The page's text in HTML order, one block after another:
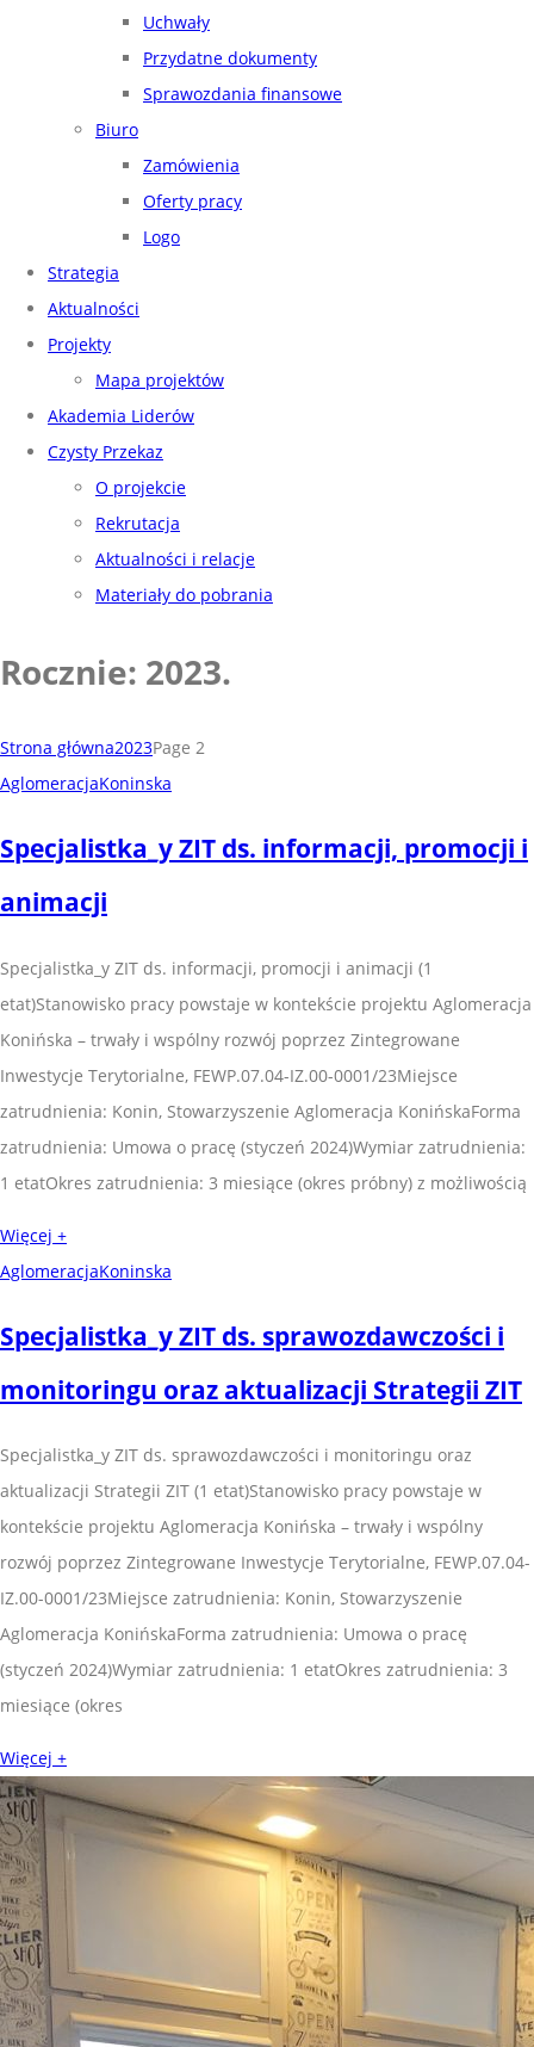
Uchwały
Przydatne dokumenty
Sprawozdania finansowe
Biuro
Zamówienia
Oferty pracy
Logo
Strategia
Aktualności
Projekty
Mapa projektów
Akademia Liderów
Czysty Przekaz
O projekcie
Rekrutacja
Aktualności i relacje
Materiały do pobrania
Rocznie: 2023.
Strona główna2023Page 2
AglomeracjaKoninska
Specjalistka_y ZIT ds. informacji, promocji i
animacji
Specjalistka_y ZIT ds. informacji, promocji i animacji (1
etat)Stanowisko pracy powstaje w kontekście projektu Aglomeracja
Konińska – trwały i wspólny rozwój poprzez Zintegrowane
Inwestycje Terytorialne, FEWP.07.04-IZ.00-0001/23Miejsce
zatrudnienia: Konin, Stowarzyszenie Aglomeracja KonińskaForma
zatrudnienia: Umowa o pracę (styczeń 2024)Wymiar zatrudnienia:
1 etatOkres zatrudnienia: 3 miesiące (okres próbny) z możliwością
Więcej +
AglomeracjaKoninska
Specjalistka_y ZIT ds. sprawozdawczości i
monitoringu oraz aktualizacji Strategii ZIT
Specjalistka_y ZIT ds. sprawozdawczości i monitoringu oraz
aktualizacji Strategii ZIT (1 etat)Stanowisko pracy powstaje w
kontekście projektu Aglomeracja Konińska – trwały i wspólny
rozwój poprzez Zintegrowane Inwestycje Terytorialne, FEWP.07.04-
IZ.00-0001/23Miejsce zatrudnienia: Konin, Stowarzyszenie
Aglomeracja KonińskaForma zatrudnienia: Umowa o pracę
(styczeń 2024)Wymiar zatrudnienia: 1 etatOkres zatrudnienia: 3
miesiące (okres
Więcej +